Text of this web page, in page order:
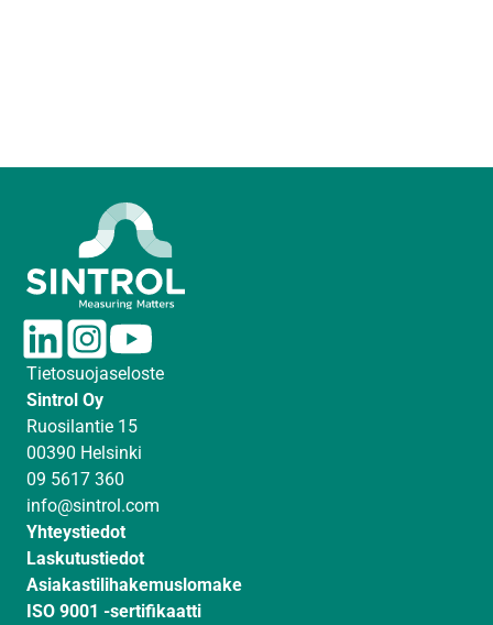
L
i
n
k
e
d
I
n
I
n
s
a
g
r
a
m
u
Tietosuojaseloste
Sintrol Oy
Ruosilantie 15
00390 Helsinki
09 5617 360
info@sintrol.com
Yhteystiedot
Laskutustiedot
Asiakastilihakemuslomake
ISO 9001 -sertifikaatti